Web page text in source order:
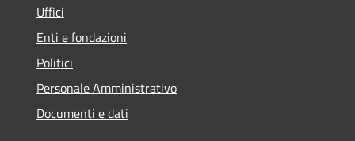
Uffici
Enti e fondazioni
Politici
Personale Amministrativo
Documenti e dati